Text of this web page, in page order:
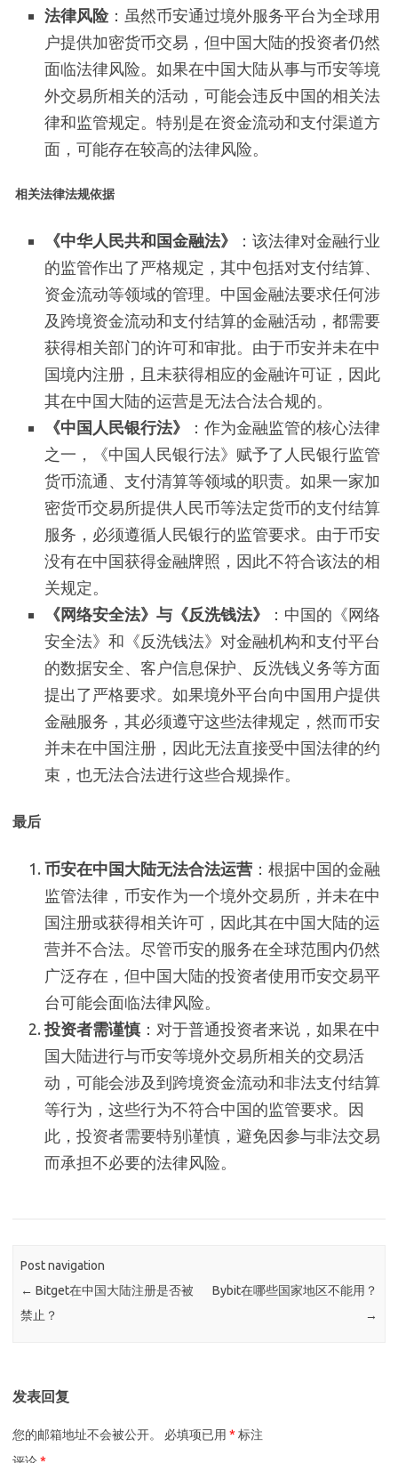
法律风险：虽然币安通过境外服务平台为全球用
户提供加密货币交易，但中国大陆的投资者仍然
面临法律风险。如果在中国大陆从事与币安等境
外交易所相关的活动，可能会违反中国的相关法
律和监管规定。特别是在资金流动和支付渠道方
面，可能存在较高的法律风险。
相关法律法规依据
《中华人民共和国金融法》
：该法律对金融行业
的监管作出了严格规定，其中包括对支付结算、
资金流动等领域的管理。中国金融法要求任何涉
及跨境资金流动和支付结算的金融活动，都需要
获得相关部门的许可和审批。由于币安并未在中
国境内注册，且未获得相应的金融许可证，因此
其在中国大陆的运营是无法合法合规的。
《中国人民银行法》
：作为金融监管的核心法律
之一，《中国人民银行法》赋予了人民银行监管
货币流通、支付清算等领域的职责。如果一家加
密货币交易所提供人民币等法定货币的支付结算
服务，必须遵循人民银行的监管要求。由于币安
没有在中国获得金融牌照，因此不符合该法的相
关规定。
《网络安全法》与《反洗钱法》
：中国的《网络
安全法》和《反洗钱法》对金融机构和支付平台
的数据安全、客户信息保护、反洗钱义务等方面
提出了严格要求。如果境外平台向中国用户提供
金融服务，其必须遵守这些法律规定，然而币安
并未在中国注册，因此无法直接受中国法律的约
束，也无法合法进行这些合规操作。
最后
币安在中国大陆无法合法运营 ：根据中国的金融
监管法律，币安作为一个境外交易所，并未在中
国注册或获得相关许可，因此其在中国大陆的运
营并不合法。尽管币安的服务在全球范围内仍然
广泛存在，但中国大陆的投资者使用币安交易平
台可能会面临法律风险。
投资者需谨慎：对于普通投资者来说，如果在中
国大陆进行与币安等境外交易所相关的交易活
动，可能会涉及到跨境资金流动和非法支付结算
等行为，这些行为不符合中国的监管要求。因
此，投资者需要特别谨慎，避免因参与非法交易
而承担不必要的法律风险。
Post navigation
← Bitget在中国大陆注册是否被
禁止？
Bybit在哪些国家地区不能用？
→
发表回复
您的邮箱地址不会被公开。 必填项已用 * 标注